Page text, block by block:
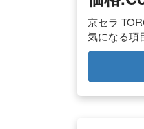
京セラ
気になる項